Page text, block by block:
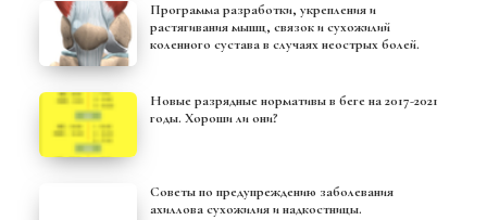
Программа разработки, укрепления и
растягивания мышц, связок и сухожилий
коленного сустава в случаях неострых болей.
Новые разрядные нормативы в беге на 2017-2021
годы. Хороши ли они?
Советы по предупреждению заболевания
ахиллова сухожилия и надкостницы.